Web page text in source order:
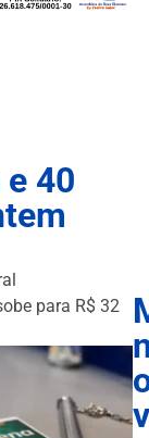
40
para R$ 32